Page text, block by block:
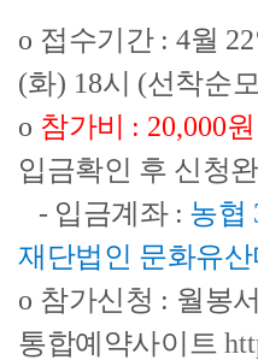
o 접수기간 : 4월 22
(화) 18시 (선착순
o 참가비 : 20,000원
입금확인 후 신청
- 입금계좌 : 농협
재단법인 문화유
o 참가신청 : 월봉
통합예약사이트